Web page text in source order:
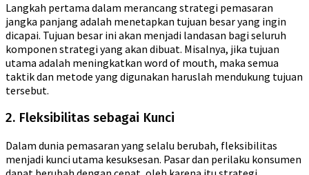
Langkah pertama dalam merancang strategi pemasaran
jangka panjang adalah menetapkan tujuan besar yang ingin
dicapai. Tujuan besar ini akan menjadi landasan bagi seluruh
komponen strategi yang akan dibuat. Misalnya, jika tujuan
utama adalah meningkatkan word of mouth, maka semua
taktik dan metode yang digunakan haruslah mendukung tujuan
tersebut.
2. Fleksibilitas sebagai Kunci
Dalam dunia pemasaran yang selalu berubah, fleksibilitas
menjadi kunci utama kesuksesan. Pasar dan perilaku konsumen